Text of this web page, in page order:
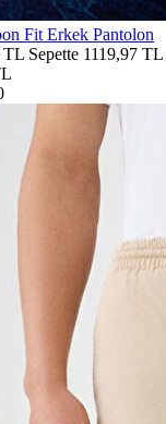
Fit Erkek Pantolon
TL Sepette 1119,97 TL